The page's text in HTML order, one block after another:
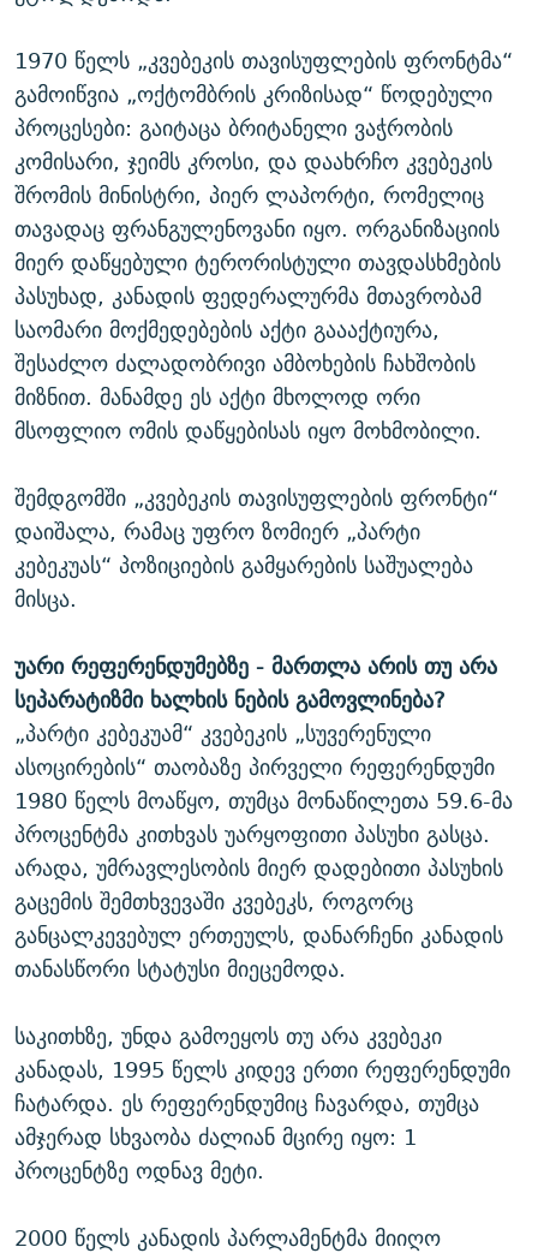
1970 წელს „კვებეკის თავისუფლების ფრონტმა“
გამოიწვია „ოქტომბრის კრიზისად“ წოდებული
პროცესები: გაიტაცა ბრიტანელი ვაჭრობის
კომისარი, ჯეიმს კროსი, და დაახრჩო კვებეკის
შრომის მინისტრი, პიერ ლაპორტი, რომელიც
თავადაც ფრანგულენოვანი იყო. ორგანიზაციის
მიერ დაწყებული ტერორისტული თავდასხმების
პასუხად, კანადის ფედერალურმა მთავრობამ
საომარი მოქმედებების აქტი გაააქტიურა,
შესაძლო ძალადობრივი ამბოხების ჩახშობის
მიზნით. მანამდე ეს აქტი მხოლოდ ორი
მსოფლიო ომის დაწყებისას იყო მოხმობილი.
შემდგომში „კვებეკის თავისუფლების ფრონტი“
დაიშალა, რამაც უფრო ზომიერ „პარტი
კებეკუას“ პოზიციების გამყარების საშუალება
მისცა.
უარი რეფერენდუმებზე - მართლა არის თუ არა
სეპარატიზმი ხალხის ნების გამოვლინება?
„პარტი კებეკუამ“ კვებეკის „სუვერენული
ასოცირების“ თაობაზე პირველი რეფერენდუმი
1980 წელს მოაწყო, თუმცა მონაწილეთა 59.6-მა
პროცენტმა კითხვას უარყოფითი პასუხი გასცა.
არადა, უმრავლესობის მიერ დადებითი პასუხის
გაცემის შემთხვევაში კვებეკს, როგორც
განცალკევებულ ერთეულს, დანარჩენი კანადის
თანასწორი სტატუსი მიეცემოდა.
საკითხზე, უნდა გამოეყოს თუ არა კვებეკი
კანადას, 1995 წელს კიდევ ერთი რეფერენდუმი
ჩატარდა. ეს რეფერენდუმიც ჩავარდა, თუმცა
ამჯერად სხვაობა ძალიან მცირე იყო: 1
პროცენტზე ოდნავ მეტი.
2000 წელს კანადის პარლამენტმა მიიღო